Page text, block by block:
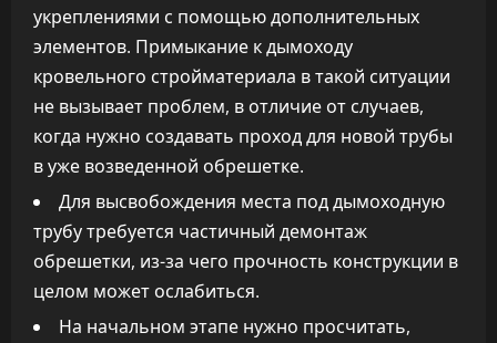
укреплениями с помощью дополнительных
элементов. Примыкание к дымоходу
кровельного стройматериала в такой ситуации
не вызывает проблем, в отличие от случаев,
когда нужно создавать проход для новой трубы
в уже возведенной обрешетке.
Для высвобождения места под дымоходную
трубу требуется частичный демонтаж
обрешетки, из-за чего прочность конструкции в
целом может ослабиться.
На начальном этапе нужно просчитать,